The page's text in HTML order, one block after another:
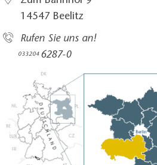
14547 Beelitz
Rufen Sie uns an!
033204 6287-0